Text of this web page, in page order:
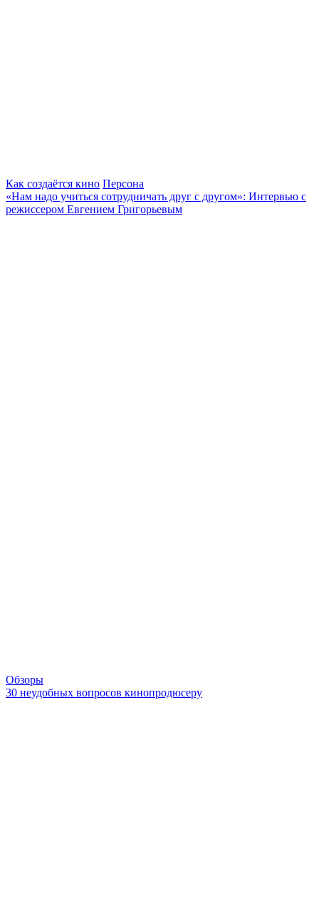
Как создаётся кино Персона
«Нам надо учиться сотрудничать друг с другом»: Интервью с
режиссером Евгением Григорьевым
Обзоры
30 неудобных вопросов кинопродюсеру